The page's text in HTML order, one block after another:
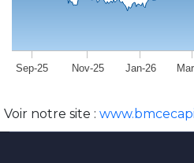
Sep-25 Nov-25 Jan-26
Voir notre site :